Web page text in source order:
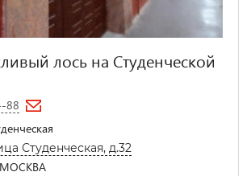
лось на Студенческой
88
Студенческая, д.32
МОСКВА